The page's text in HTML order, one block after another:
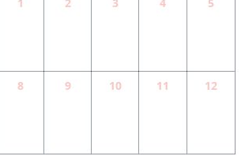
8 9 10 11 12